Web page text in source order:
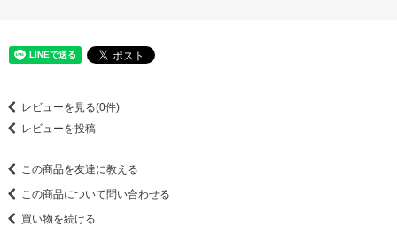
レビューを見る(0件)
レビューを投稿
この商品を友達に教える
この商品について問い合わせる
買い物を続ける